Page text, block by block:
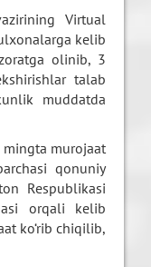
Virtual
kelib
olinib, 3
talab
muddatda
murojaat
qonuniy
Respublikasi
orqali kelib
ko‘rib chiqilib,